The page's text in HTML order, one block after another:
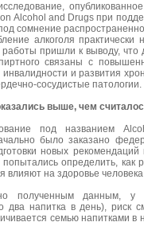
Alcohol and Drugs при
сомнение
алкоголя
пришли к выводу, что
связаны с
инвалидности и развития
сосудистые патологии.
выше, чем
под названием
было заказано
новых
определить, как
влияют на здоровье
полученным данным,
напитка в день), риск
семью напитками